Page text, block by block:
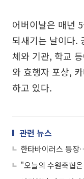
어버이날은 매년
되새기는 날이다.
체와 기관, 학교
와 효행자 포상,
하고 있다.
관련 뉴스
한타바이러스 등장